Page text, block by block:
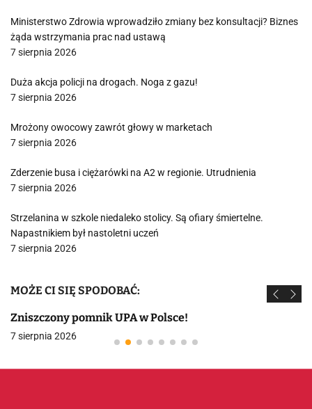
Ministerstwo Zdrowia wprowadziło zmiany bez konsultacji? Biznes
żąda wstrzymania prac nad ustawą
7 sierpnia 2026
Duża akcja policji na drogach. Noga z gazu!
7 sierpnia 2026
Mrożony owocowy zawrót głowy w marketach
7 sierpnia 2026
Zderzenie busa i ciężarówki na A2 w regionie. Utrudnienia
7 sierpnia 2026
Strzelanina w szkole niedaleko stolicy. Są ofiary śmiertelne.
Napastnikiem był nastoletni uczeń
7 sierpnia 2026
MOŻE CI SIĘ SPODOBAĆ:
Zniszczony pomnik UPA w Polsce!
7 sierpnia 2026